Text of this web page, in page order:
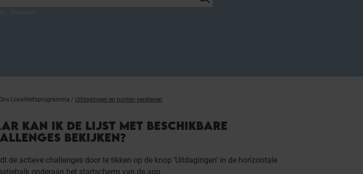
Ons Loyaliteitsprogramma / Uitdagingen en punten verdienen
KAN IK DE LIJST MET BESCHIKBARE
BEKIJKEN?
de actieve challenges door te tikken op de knop ‘Uitdagingen’ in de horizontale
onderaan het startscherm van de app.